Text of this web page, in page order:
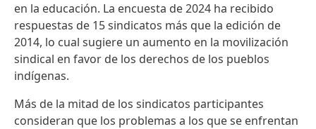
en la educación. La encuesta de 2024 ha recibido
respuestas de 15 sindicatos más que la edición de
2014, lo cual sugiere un aumento en la movilización
sindical en favor de los derechos de los pueblos
indígenas.
Más de la mitad de los sindicatos participantes
consideran que los problemas a los que se enfrentan